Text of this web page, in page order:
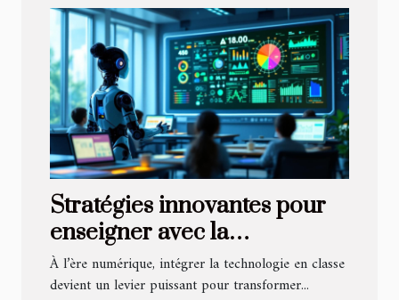
Stratégies innovantes pour
enseigner avec la
technologie
À l’ère numérique, intégrer la technologie en classe
devient un levier puissant pour transformer...